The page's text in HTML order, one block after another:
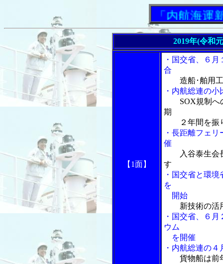
「内航海運新聞」
2019年(令和
【1面】
・国交省、６
合
造船･舶用
・内航総連の
SOX規制へ
期
２年間を振
・長距離フェ
催
入谷泰生会
す
・国交省と環
を
開始
新技術の活
・国交省、６
ウム
を開催
・内航総連の
貨物船は前